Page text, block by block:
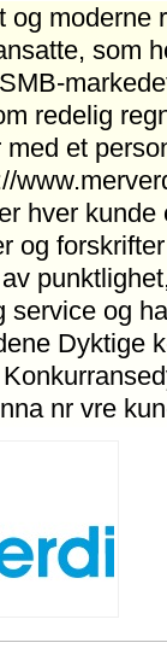
og moderne
som
redelig
et
hver kunde
og
service og
Dyktige
nr vre